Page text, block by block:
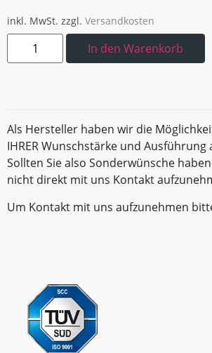
inkl. MwSt. zzgl. Versandkosten
In den Warenkorb
Als Hersteller haben wir die
IHRER Wunschstärke und Ausführung
Sollten Sie also Sonderwünsche
nicht direkt mit uns Kontakt
Um Kontakt mit uns aufzunehmen